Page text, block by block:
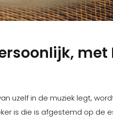
met
uzelf in de muziek legt,
is die is afgestemd op de